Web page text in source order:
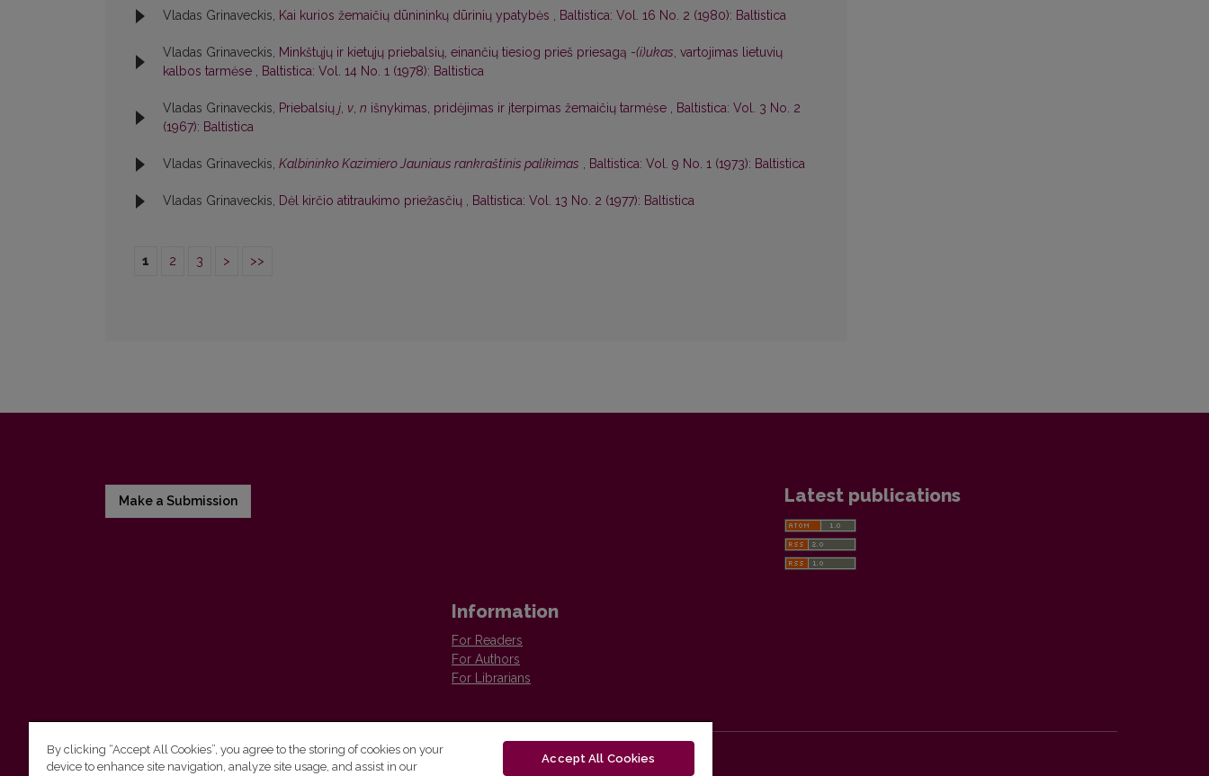
Vladas Grinaveckis, Kai kurios žemaičių dūnininkų dūrinių ypatybės , Baltistica: Vol. 16 No. 2 (1980): Baltistica
Vladas Grinaveckis, Minkštųjų ir kietųjų priebalsių, einančių tiesiog prieš priesagą -(i)ukas, vartojimas lietuvių
kalbos tarmėse , Baltistica: Vol. 14 No. 1 (1978): Baltistica
Vladas Grinaveckis, Priebalsių j, v, n išnykimas, pridėjimas ir įterpimas žemaičių tarmėse , Baltistica: Vol. 3 No. 2
(1967): Baltistica
Vladas Grinaveckis, Kalbininko Kazimiero Jauniaus rankraštinis palikimas , Baltistica: Vol. 9 No. 1 (1973): Baltistica
Vladas Grinaveckis, Dėl kirčio atitraukimo priežasčių , Baltistica: Vol. 13 No. 2 (1977): Baltistica
1 2 3 > >>
Make a Submission Latest publications
Information
For Readers
For Authors
For Librarians
By clicking “Accept All Cookies”, you agree to the storing of cookies on your
device to enhance site navigation, analyze site usage, and assist in our
Accept All Cookies